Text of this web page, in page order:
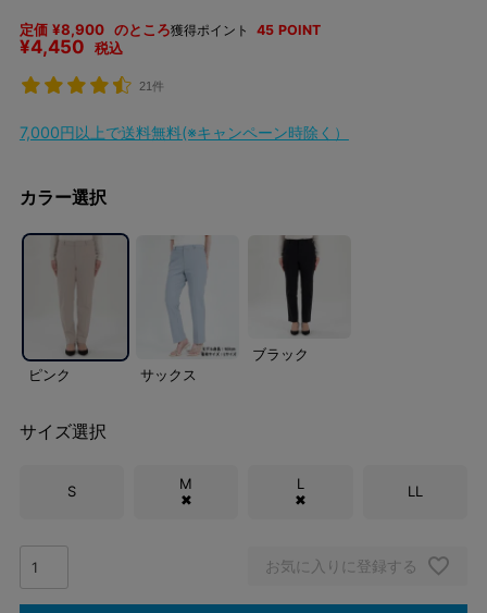
定価 ¥8,900 のところ
¥4,450 税込
獲得ポイント 45 POINT
21件
7,000円以上で送料無料(※キャンペーン時除く）
カラー選択
ピンク サックス
ブラック
サイズ選択
S
M
✖
L
✖
LL
お気に入りに登録する